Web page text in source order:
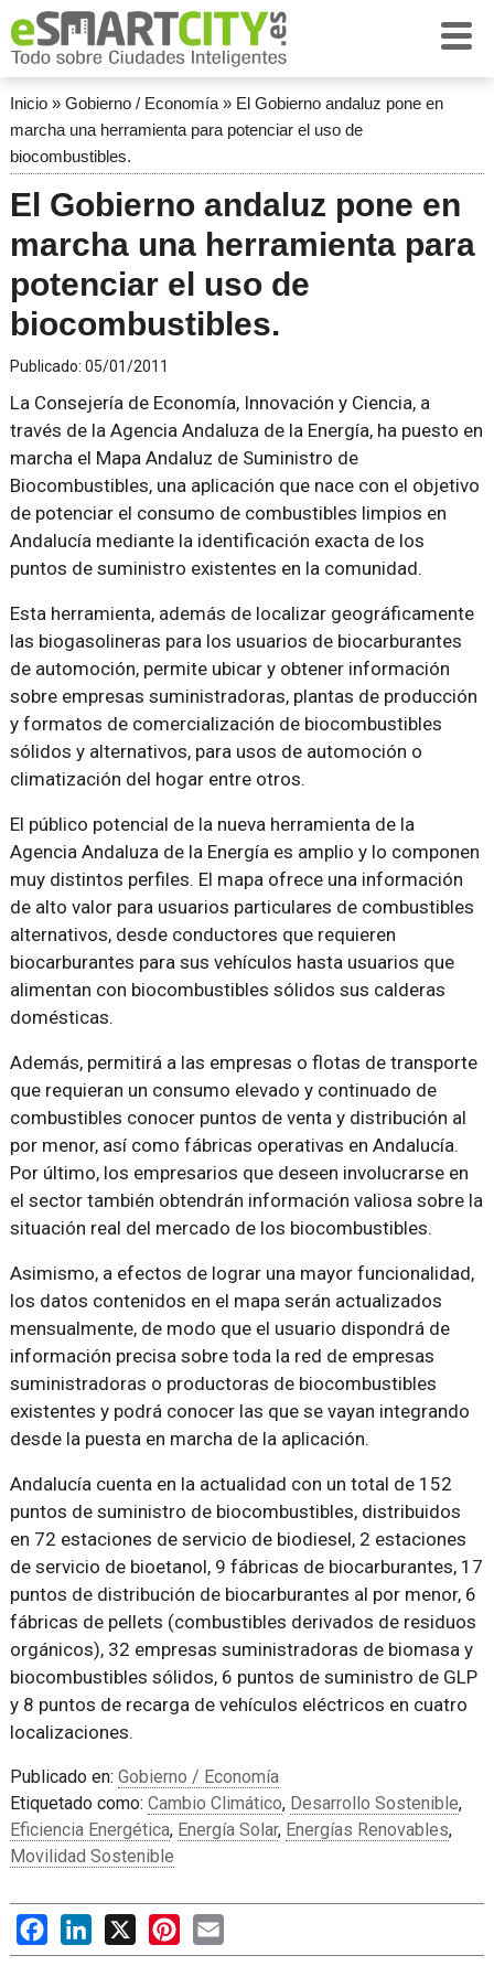
Inicio» Gobierno / Economía» El Gobierno andaluz pone en
marcha una herramienta para potenciar el uso de
biocombustibles.
El Gobierno andaluz pone en
marcha una herramienta para
potenciar el uso de
biocombustibles.
Publicado: 05/01/2011
La Consejería de Economía, Innovación y Ciencia, a
través de la Agencia Andaluza de la Energía, ha puesto en
marcha el Mapa Andaluz de Suministro de
Biocombustibles, una aplicación que nace con el objetivo
de potenciar el consumo de combustibles limpios en
Andalucía mediante la identificación exacta de los
puntos de suministro existentes en la comunidad.
Esta herramienta, además de localizar geográficamente
las biogasolineras para los usuarios de biocarburantes
de automoción, permite ubicar y obtener información
sobre empresas suministradoras, plantas de producción
y formatos de comercialización de biocombustibles
sólidos y alternativos, para usos de automoción o
climatización del hogar entre otros.
El público potencial de la nueva herramienta de la
Agencia Andaluza de la Energía es amplio y lo componen
muy distintos perfiles. El mapa ofrece una información
de alto valor para usuarios particulares de combustibles
alternativos, desde conductores que requieren
biocarburantes para sus vehículos hasta usuarios que
alimentan con biocombustibles sólidos sus calderas
domésticas.
Además, permitirá a las empresas o flotas de transporte
que requieran un consumo elevado y continuado de
combustibles conocer puntos de venta y distribución al
por menor, así como fábricas operativas en Andalucía.
Por último, los empresarios que deseen involucrarse en
el sector también obtendrán información valiosa sobre la
situación real del mercado de los biocombustibles.
Asimismo, a efectos de lograr una mayor funcionalidad,
los datos contenidos en el mapa serán actualizados
mensualmente, de modo que el usuario dispondrá de
información precisa sobre toda la red de empresas
suministradoras o productoras de biocombustibles
existentes y podrá conocer las que se vayan integrando
desde la puesta en marcha de la aplicación.
Andalucía cuenta en la actualidad con un total de 152
puntos de suministro de biocombustibles, distribuidos
en 72 estaciones de servicio de biodiesel, 2 estaciones
de servicio de bioetanol, 9 fábricas de biocarburantes, 17
puntos de distribución de biocarburantes al por menor, 6
fábricas de pellets (combustibles derivados de residuos
orgánicos), 32 empresas suministradoras de biomasa y
biocombustibles sólidos, 6 puntos de suministro de GLP
y 8 puntos de recarga de vehículos eléctricos en cuatro
localizaciones.
Publicado en: Gobierno / Economía
Etiquetado como: Cambio Climático, Desarrollo Sostenible,
Eficiencia Energética, Energía Solar, Energías Renovables,
Movilidad Sostenible
FacebookLinkedIn
X PinterestEmail